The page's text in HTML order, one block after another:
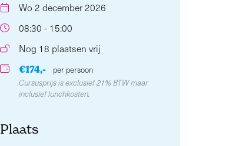
Wo 2 december 2026
08:30 - 15:00
Nog 18 plaatsen vrij
€174,-
per persoon
Cursusprijs is exclusief 21% BTW maar
inclusief lunchkosten.
Plaats